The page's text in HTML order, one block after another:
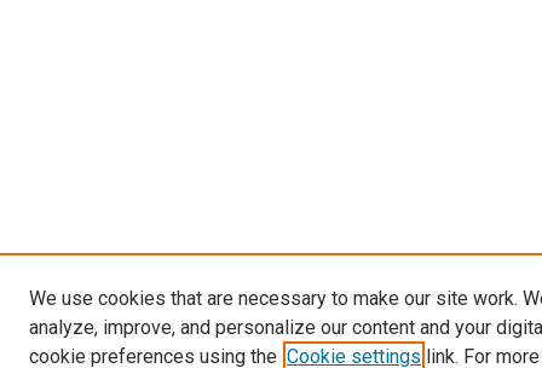
We use cookies that are necessary to make our site work.
analyze, improve, and personalize our content and your
cookie preferences using the Cookie settings link. For